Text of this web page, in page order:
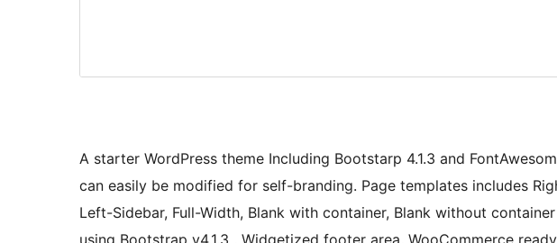
A starter WordPress theme Including Bootstarp 4.1.3 and
can easily be modified for self-branding. Page templates includes
Left-Sidebar, Full-Width, Blank with container, Blank without